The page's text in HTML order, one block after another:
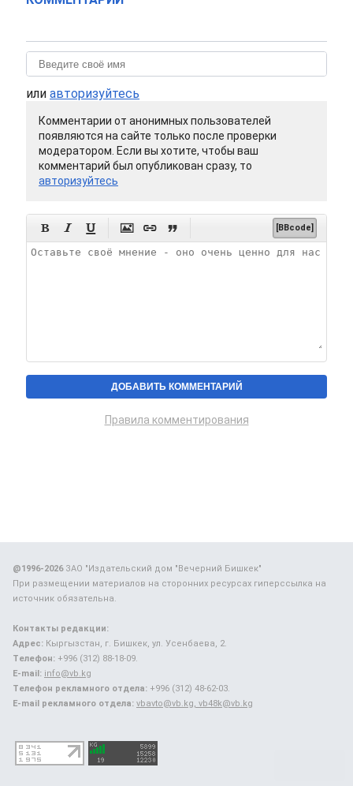
или авторизуйтесь
Комментарии от анонимных пользователей
появляются на сайте только после проверки
модератором. Если вы хотите, чтобы ваш
комментарий был опубликован сразу, то
авторизуйтесь
      [BBcode]
Правила комментирования
@1996-2026ЗАО "Издательский дом "Вечерний Бишкек"
При размещении материалов на сторонних ресурсах гиперссылка на
источник обязательна.
Контакты редакции:
Адрес: Кыргызстан, г. Бишкек, ул. Усенбаева, 2.
Телефон: +996 (312) 88-18-09.
E-mail: info@vb.kg
Телефон рекламного отдела: +996 (312) 48-62-03.
E-mail рекламного отдела: vbavto@vb.kg, vb48k@vb.kg